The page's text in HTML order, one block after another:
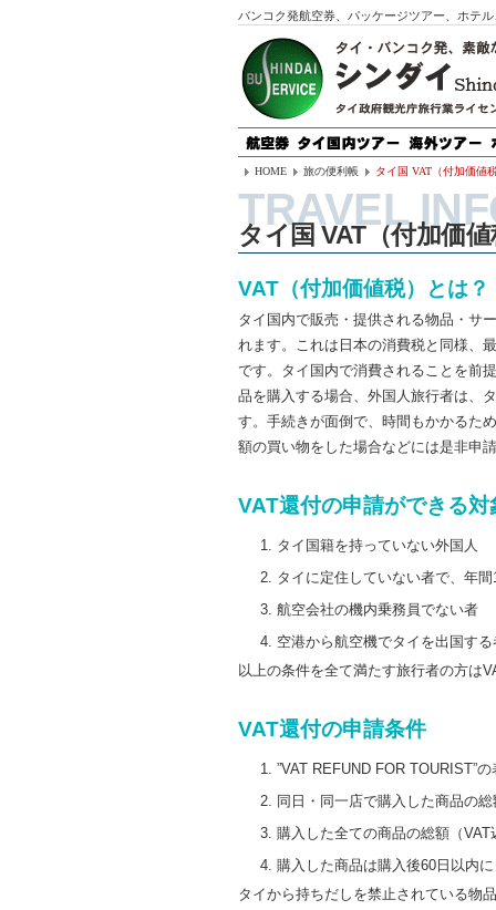
バンコク発航空券、パッケージツアー、ホテ
HOME 旅の便利帳 タイ国 VAT（付加価値
タイ国 VAT（付加価
VAT（付加価値税）とは？
タイ国内で販売・提供される物品・サ
れます。これは日本の消費税と同様、
です。タイ国内で消費されることを前
品を購入する場合、外国人旅行者は、
す。手続きが面倒で、時間もかかるた
額の買い物をした場合などには是非申
VAT還付の申請ができる対
タイ国籍を持っていない外国人
タイに定住していない者で、年
航空会社の機内乗務員でない者
空港から航空機でタイを出国する
以上の条件を全て満たす旅行者の方は
VAT還付の申請条件
”VAT REFUND FOR TOURIST”
同日・同一店で購入した商品の
購入した全ての商品の総額（
購入した商品は購入後60日以内
タイから持ちだしを禁止されている物